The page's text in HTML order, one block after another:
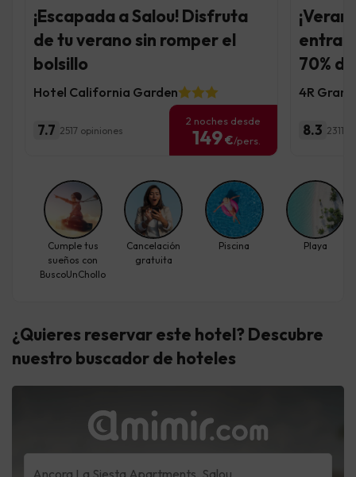
¡Escapada a Salou! Disfruta
de tu verano sin romper el
bolsillo
Hotel California Garden
7.7 2517 opiniones
2 noches desde
149€/pers.
70%
4R Gran
8.3 2311
Cumple tus
sueños con
BuscoUnChollo
Cancelación
gratuita
Piscina Playa
¿Quieres reservar este hotel? Descubre
nuestro buscador de hoteles